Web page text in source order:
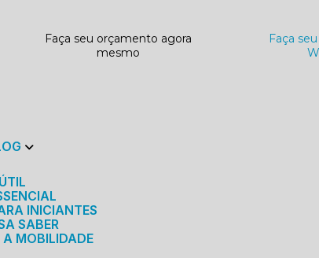
Faça seu orçamento agora
mesmo
Faça
INICIANTES
SABER
A MOBILIDADE